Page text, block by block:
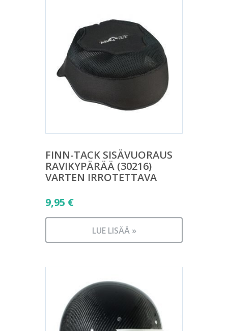
FINN-TACK SISÄVUORAUS
RAVIKYPÄRÄÄ (30216)
VARTEN IRROTETTAVA
9,95 €
LUE LISÄÄ »